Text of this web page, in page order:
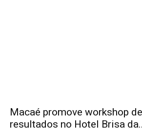
Macaé promove workshop
resultados no Hotel Brisa